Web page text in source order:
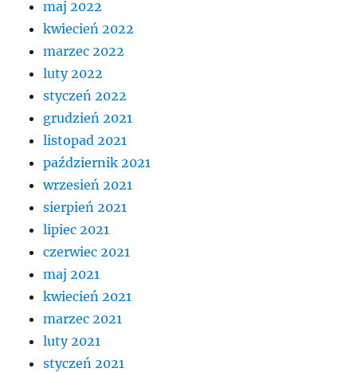
maj 2022
kwiecień 2022
marzec 2022
luty 2022
styczeń 2022
grudzień 2021
listopad 2021
październik 2021
wrzesień 2021
sierpień 2021
lipiec 2021
czerwiec 2021
maj 2021
kwiecień 2021
marzec 2021
luty 2021
styczeń 2021